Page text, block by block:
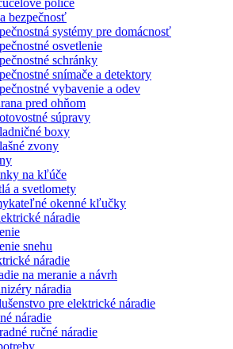
bezpečnosť
systémy pre domácnosť
osvetlenie
schránky
snímače a detektory
vybavenie a odev
pred ohňom
súpravy
boxy
zvony
na kľúče
a svetlomety
okenné kľučky
náradie
snehu
náradie
na meranie a návrh
náradia
pre elektrické náradie
náradie
ručné náradie